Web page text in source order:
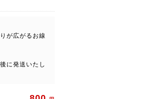
が広がるお線
に発送いたし